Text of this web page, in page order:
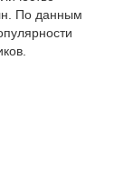
По данным